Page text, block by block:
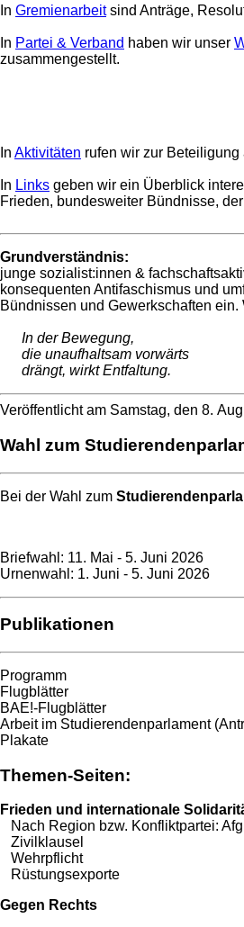
In Gremienarbeitsind Anträge,
In Partei & Verband haben wir unser
zusammengestellt.
In Aktivitäten rufen wir zur Beteiligung
In Links geben wir ein Überblick
Frieden, bundesweiter Bündnisse,
Grundverständnis:
junge sozialist:innen &
konsequenten Antifaschismus und
Bündnissen und Gewerkschaften
In der Bewegung,
die unaufhaltsam vorwärts
drängt, wirkt Entfaltung.
Veröffentlicht am Samstag, den 8.
Wahl zum
Bei der Wahl zum
Briefwahl: 11. Mai - 5. Juni 2026
Urnenwahl: 1. Juni - 5. Juni 2026
Publikationen
Programm
Flugblätter
BAE!-Flugblätter
Arbeit im Studierendenparlament
Plakate
Themen-Seiten:
Frieden und internationale
Nach Region bzw. Konfliktpartei:
Zivilklausel
Wehrpflicht
Rüstungsexporte
Gegen Rechts